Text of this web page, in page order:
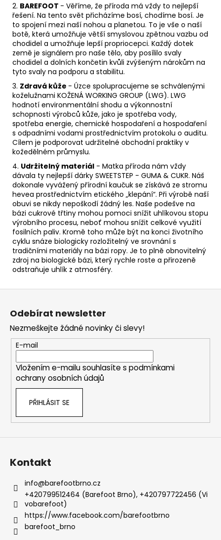
2. BAREFOOT - Věříme, že příroda má vždy to nejlepší
řešení. Na tento svět přicházíme bosí, chodíme bosí. Je
to spojení mezi naší nohou a planetou. To je vše o naší
botě, která umožňuje větší smyslovou zpětnou vazbu od
chodidel a umožňuje lepší propriocepci. Každý dotek
země je signálem pro naše tělo, aby posílilo svaly
chodidel a dolních končetin kvůli zvýšeným nárokům na
tyto svaly na podporu a stabilitu.
3. Zdravá kůže - Úzce spolupracujeme se schválenými
koželužnami KOŽENÁ WORKING GROUP (LWG). LWG
hodnotí environmentální shodu a výkonnostní
schopnosti výrobců kůže, jako je spotřeba vody,
spotřeba energie, chemické hospodaření a hospodaření
s odpadními vodami prostřednictvím protokolu o auditu.
Cílem je podporovat udržitelné obchodní praktiky v
kožedělném průmyslu.
4. Udržitelný materiál - Matka příroda nám vždy
dávala ty nejlepší dárky SWEETSTEP - GUMA & CUKR. Náš
dokonale vyvážený přírodní kaučuk se získává ze stromu
hevea prostřednictvím etického „klepání“. Při výrobě naší
obuvi se nikdy nepoškodí žádný les. Naše podešve na
bázi cukrové třtiny mohou pomoci snížit uhlíkovou stopu
výrobního procesu, neboť mohou snížit celkové využití
fosilních paliv. Kromě toho může být na konci životního
cyklu snáze biologicky rozložitelný ve srovnání s
tradičními materiály na bázi ropy. Je to plně obnovitelný
zdroj na biologické bázi, který rychle roste a přirozeně
odstraňuje uhlík z atmosféry.
Z
Odebírat newsletter
Nezmeškejte žádné novinky či slevy!
E-mail
Vložením e-mailu souhlasíte s podmínkami
ochrany osobních údajů
PŘIHLÁSIT SE
Kontakt
info@barefootbrno.cz
+420799512464 (Barefoot Brno), +420797722456 (Vi
vobarefoot)
https://www.facebook.com/barefootbrno
barefoot_brno